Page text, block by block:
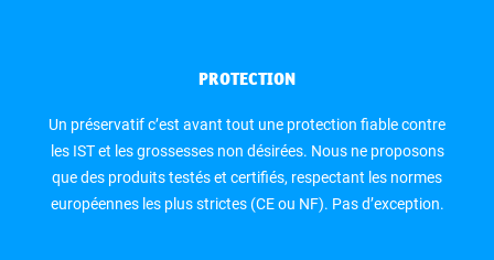
PROTECTION
Un préservatif c’est avant tout une protection fiable contre
les IST et les grossesses non désirées. Nous ne proposons
que des produits testés et certifiés, respectant les normes
européennes les plus strictes (CE ou NF). Pas d’exception.